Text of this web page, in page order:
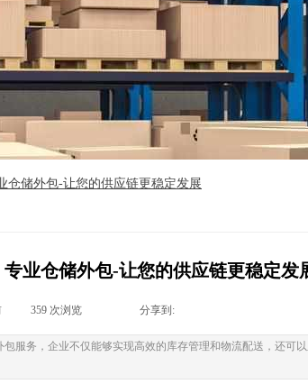
仓储外包-让您的供应链更稳定发展
专业仓储外包-让您的供应链更稳定发
359 次浏览 分享到:
包服务，企业不仅能够实现高效的库存管理和物流配送，还可